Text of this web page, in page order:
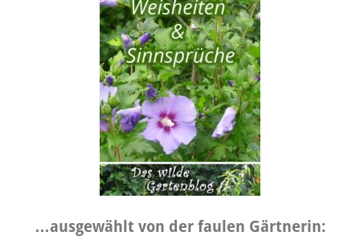
…ausgewählt von der faulen Gärtnerin: